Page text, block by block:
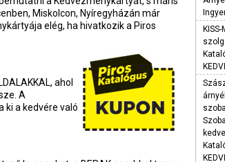
Miskolcon, Nyíregyházán már
elég, ha hivatkozik a Piros
ahol
A
ki a kedvére való
KISS-